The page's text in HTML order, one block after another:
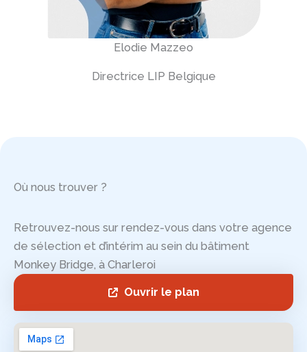
Elodie Mazzeo
Directrice LIP Belgique
Où nous trouver ?
Retrouvez-nous sur rendez-vous dans votre agence
de sélection et d’intérim au sein du bâtiment
Monkey Bridge, à Charleroi
Ouvrir le plan